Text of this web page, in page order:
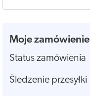
Moje zamówienie
Status zamówienia
Śledzenie przesyłki